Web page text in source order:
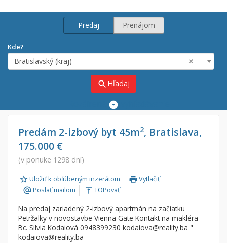
Predaj Prenájom
Kde?
×
Bratislavský (kraj)
search Hľadaj
Predaj
Prenájom
Do:
Lokalita
×
×
Bratislavský (kraj)
Predám 2-izbový byt 45m2, Bratislava,
175.000 €
(v ponuke 1298 dní)
Uložiť k obľúbeným inzerátom printVytlačiť
alternate_emailPoslať mailom vertical_align_top TOPovať
Na predaj zariadený 2-izbový apartmán na začiatku
Petržalky v novostavbe Vienna Gate Kontakt na makléra
Bc. Silvia Kodaiová 0948399230 kodaiova@reality.ba "
kodaiova@reality.ba